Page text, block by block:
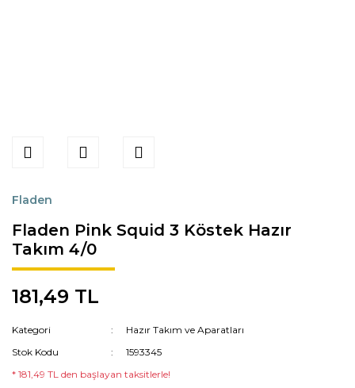
Fladen
Fladen Pink Squid 3 Köstek Hazır
Takım 4/0
181,49 TL
Kategori
Hazır Takım ve Aparatları
Stok Kodu
1593345
* 181,49 TL den başlayan taksitlerle!